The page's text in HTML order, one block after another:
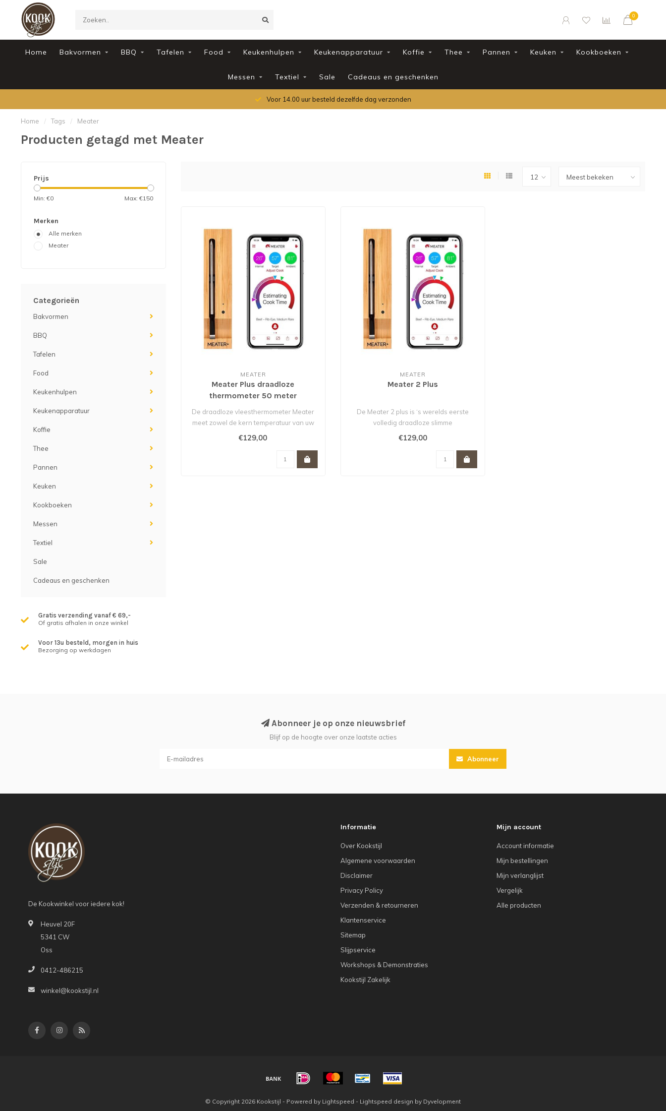
0
Home Bakvormen BBQ Tafelen Food Keukenhulpen Keukenapparatuur Koffie Thee Pannen Keuken Kookboeken
Messen Textiel Sale Cadeaus en geschenken
Voor 14.00 uur besteld dezelfde dag verzonden
Home / Tags / Meater
Producten getagd met Meater
Prijs
Min: €0 Max: €150
Merken
Alle merken
Meater
Categorieën
Bakvormen
BBQ
Tafelen
Food
Keukenhulpen
Keukenapparatuur
Koffie
Thee
Pannen
Keuken
Kookboeken
Messen
Textiel
Sale
Cadeaus en geschenken
Gratis verzending vanaf € 69,-
Of gratis afhalen in onze winkel
Voor 13u besteld, morgen in huis
Bezorging op werkdagen
MEATER
Meater Plus draadloze
thermometer 50 meter
De draadloze vleesthermometer Meater
meet zowel de kern temperatuur van uw
gerec..
€129,00
MEATER
Meater 2 Plus
De Meater 2 plus is ‘s werelds eerste
volledig draadloze slimme
vleesthermomet..
€129,00
Abonneer je op onze nieuwsbrief
Blijf op de hoogte over onze laatste acties
Abonneer
De Kookwinkel voor iedere kok!
Heuvel 20F
5341 CW
Oss
0412-486215
winkel@kookstijl.nl
Informatie
Over Kookstijl
Algemene voorwaarden
Disclaimer
Privacy Policy
Verzenden & retourneren
Klantenservice
Sitemap
Slijpservice
Workshops & Demonstraties
Kookstijl Zakelijk
Mijn account
Account informatie
Mijn bestellingen
Mijn verlanglijst
Vergelijk
Alle producten
© Copyright 2026 Kookstijl - Powered by Lightspeed - Lightspeed design by Dyvelopment